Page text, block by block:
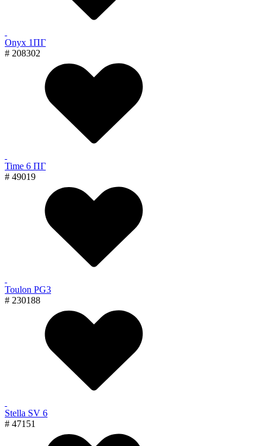
Onyx 1ПГ
# 208302
Time 6 ПГ
# 49019
Toulon PG3
# 230188
Stella SV 6
# 47151